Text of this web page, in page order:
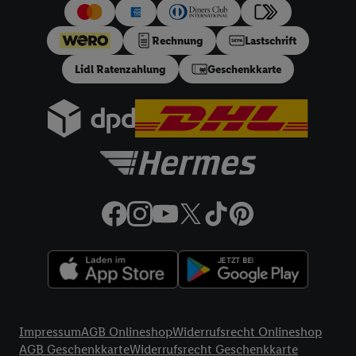
Rechnung Lastschrift
Lidl Ratenzahlung Geschenkkarte
ImpressumAGB OnlineshopWiderrufsrecht Onlineshop
AGB GeschenkkarteWiderrufsrecht Geschenkkarte
uns und einem der anderen oben genannten Partner auch Ihre
in einen Hashwert umgewandelte E-Mail-Adresse in
gemeinsamer Verantwortlichkeit verarbeitet.
Zudem erlauben Sie uns, der Utiq SA/NV („Utiq“) und
in den Lidl-Diensten einzusetzen. Utiq prüft zunächst anhand
Ihrer IP-Adresse, ob die Technologie für Sie verfügbar ist.
Wenn das der Fall ist, gibt Utiq Ihre IP-Adresse an Ihren
Netzbetreiber weiter, der anhand der IP-Adresse und einer
Kennung für Utiq erstellt. Wir werden diese Kennung
verwenden, um Sie wiederzuerkennen und Erkenntnisse über
Insbesondere können Sie mittels dieser Technologie auch auf
Diensten wiedererkannt werden, die von Dritten betrieben
Nutzung der Utiq-Technologie - zusätzlich zur weiter unten